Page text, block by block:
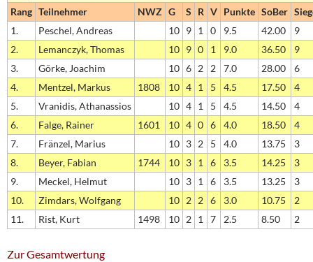
Rang Teilnehmer NWZ G S R V Punkte SoBer
1.
Peschel, Andreas 10 9 1 0 9.5 42.00
9
2.
Lemanczyk, Thomas 10 9 0 1 9.0 36.50
9
3.
Görke, Joachim 10 6 2 2 7.0 28.00
6
4.
Mentzel, Markus 1808 10 4 1 5 4.5 17.50
4
5.
Vranidis, Athanassios 10 4 1 5 4.5 14.50
4
6.
Falge, Rainer 1601 10 4 0 6 4.0 18.50
4
7.
Fränzel, Marius 10 3 2 5 4.0 13.75
3
8.
Beyer, Fabian 1744 10 3 1 6 3.5 14.25
3
9.
Meckel, Helmut 10 3 1 6 3.5 13.25
3
10.
Zimdars, Wolfgang 10 2 2 6 3.0 10.75
2
11.
Rist, Kurt 1498 10 2 1 7 2.5 8.50 2
Zur Gesamtwertung